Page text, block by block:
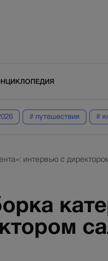
# путешествия #
интервью с